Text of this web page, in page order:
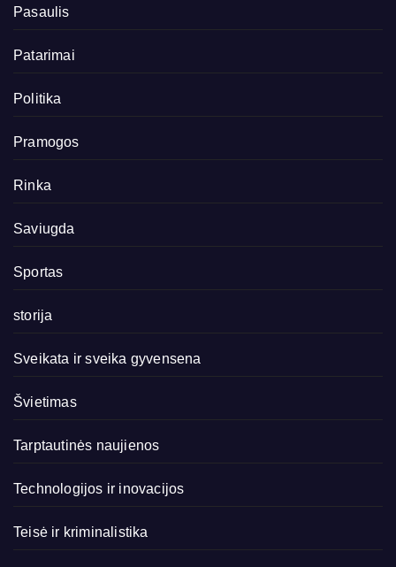
Pasaulis
Patarimai
Politika
Pramogos
Rinka
Saviugda
Sportas
storija
Sveikata ir sveika gyvensena
Švietimas
Tarptautinės naujienos
Technologijos ir inovacijos
Teisė ir kriminalistika